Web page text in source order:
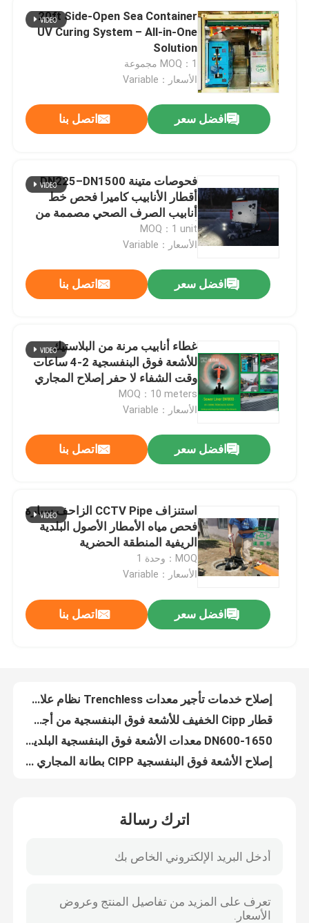
بيت
منتجات
معلومات عنا
رقابة جودة
اتصل بنا
الأشعة فوق البنفسجية علاجه CIPP
20ft Side-Open Sea Container
UV Curing System – All-in-One
Solution
MOQ：1 مجموعة
الأسعار：Variable
افضل سعر اتصل بنا
فحوصات متينة DN225–DN1500
أقطار الأنابيب كاميرا فحص خط
أنابيب الصرف الصحي مصممة من
أجل المتانة
MOQ：1 unit
الأسعار：Variable
افضل سعر اتصل بنا
غطاء أنابيب مرنة من البلاستيك
للأشعة فوق البنفسجية 2-4 ساعات
وقت الشفاء لا حفر إصلاح المجاري
MOQ：10 meters
الأسعار：Variable
افضل سعر اتصل بنا
استنزاف CCTV Pipe الزاحف سيارة
فحص مياه الأمطار الأصول البلدية
الريفية المنطقة الحضرية
MOQ：وحدة 1
الأسعار：Variable
افضل سعر اتصل بنا
CIPP الماء الساخن علاج بطانة Trenchless إصلاح الأنابيب تحت الأرض DN200-1800
إصلاح خدمات تأجير معدات Trenchless نظام علاج الأشعة فوق البنفسجية CCTV
قطار Cipp الخفيف للأشعة فوق البنفسجية من أجل علاج الخنادق تحت الأرض DN200-600
DN600-1650 معدات الأشعة فوق البنفسجية البلدية CIPP لا حفر الأشعة فوق البنفسجية CIPP أنابيب الصرف الصحي ضوء إصلاح ثلاثي النواة
إصلاح الأشعة فوق البنفسجية CIPP بطانة المجاري علاج استنزاف CIPP بطانة المواد
اترك رسالة